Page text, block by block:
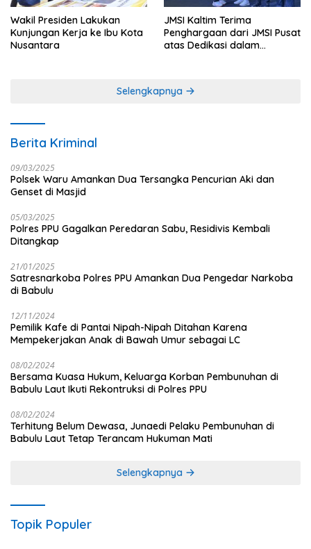
Wakil Presiden Lakukan
Kunjungan Kerja ke Ibu Kota
Nusantara
JMSI Kaltim Terima
Penghargaan dari JMSI Pusat
atas Dedikasi dalam
Selengkapnya
Berita Kriminal
09/03/2025
Polsek Waru Amankan Dua Tersangka Pencurian Aki dan
Genset di Masjid
05/03/2025
Polres PPU Gagalkan Peredaran Sabu, Residivis Kembali
Ditangkap
21/01/2025
Satresnarkoba Polres PPU Amankan Dua Pengedar Narkoba
di Babulu
12/11/2024
Pemilik Kafe di Pantai Nipah-Nipah Ditahan Karena
Mempekerjakan Anak di Bawah Umur sebagai LC
08/02/2024
Bersama Kuasa Hukum, Keluarga Korban Pembunuhan di
Babulu Laut Ikuti Rekontruksi di Polres PPU
08/02/2024
Terhitung Belum Dewasa, Junaedi Pelaku Pembunuhan di
Babulu Laut Tetap Terancam Hukuman Mati
Selengkapnya
Topik Populer